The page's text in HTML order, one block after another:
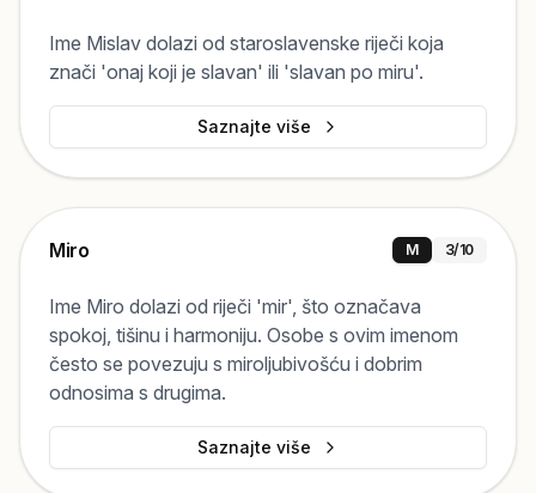
Ime Mislav dolazi od staroslavenske riječi koja
znači 'onaj koji je slavan' ili 'slavan po miru'.
Saznajte više
Miro M 3/10
Ime Miro dolazi od riječi 'mir', što označava
spokoj, tišinu i harmoniju. Osobe s ovim imenom
često se povezuju s miroljubivošću i dobrim
odnosima s drugima.
Saznajte više